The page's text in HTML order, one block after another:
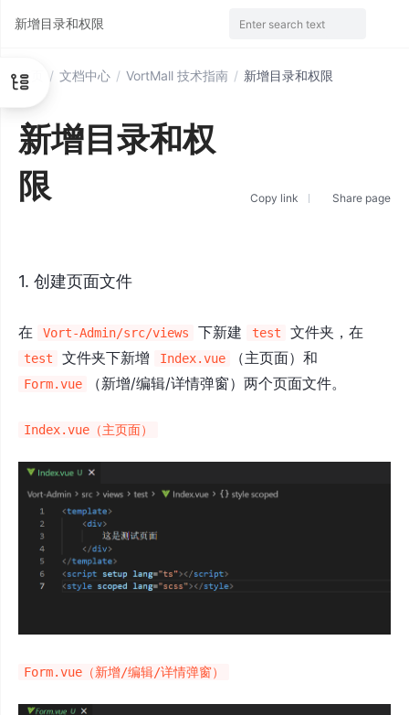
首页 / 文档中心 / VortMall 技术指南 / 新增目录和权限
新增目录和权
限
Copy link Share page
1. 创建页面文件
在 Vort-Admin/src/views 下新建 test 文件夹，在
test 文件夹下新增 Index.vue （主页面）和
Form.vue （新增/编辑/详情弹窗）两个页面文件。
Index.vue（主页面）
Form.vue（新增/编辑/详情弹窗）
新增目录和权限 Enter search text